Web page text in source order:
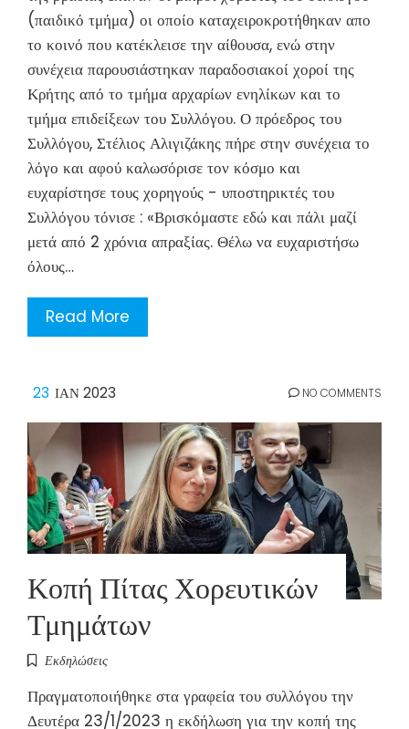
(παιδικό τμήμα) οι οποίο καταχειροκροτήθηκαν απο
το κοινό που κατέκλεισε την αίθουσα, ενώ στην
συνέχεια παρουσιάστηκαν παραδοσιακοί χοροί της
Κρήτης από το τμήμα αρχαρίων ενηλίκων και το
τμήμα επιδείξεων του Συλλόγου. Ο πρόεδρος του
Συλλόγου, Στέλιος Αλιγιζάκης πήρε στην συνέχεια το
λόγο και αφού καλωσόρισε τον κόσμο και
ευχαρίστησε τους χορηγούς - υποστηρικτές του
Συλλόγου τόνισε : «Βρισκόμαστε εδώ και πάλι μαζί
μετά από 2 χρόνια απραξίας. Θέλω να ευχαριστήσω
όλους…
Read More
23 ΙΑΝ 2023 NO COMMENTS
Κοπή Πίτας Χορευτικών
Τμημάτων
Εκδηλώσεις
Πραγματοποιήθηκε στα γραφεία του συλλόγου την
Δευτέρα 23/1/2023 η εκδήλωση για την κοπή της